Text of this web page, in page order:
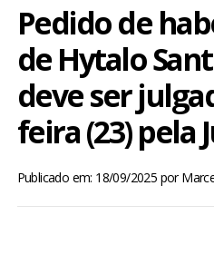
INÍCIO
POMBAL E REGIÃO
Pedido de
de Hytalo
deve ser
feira (23) pela
Publicado em: 18/09/2025 por